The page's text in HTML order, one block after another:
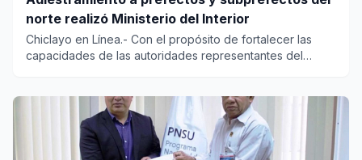
norte realizó Ministerio del Interior
Chiclayo en Línea.- Con el propósito de fortalecer las
capacidades de las autoridades representantes del